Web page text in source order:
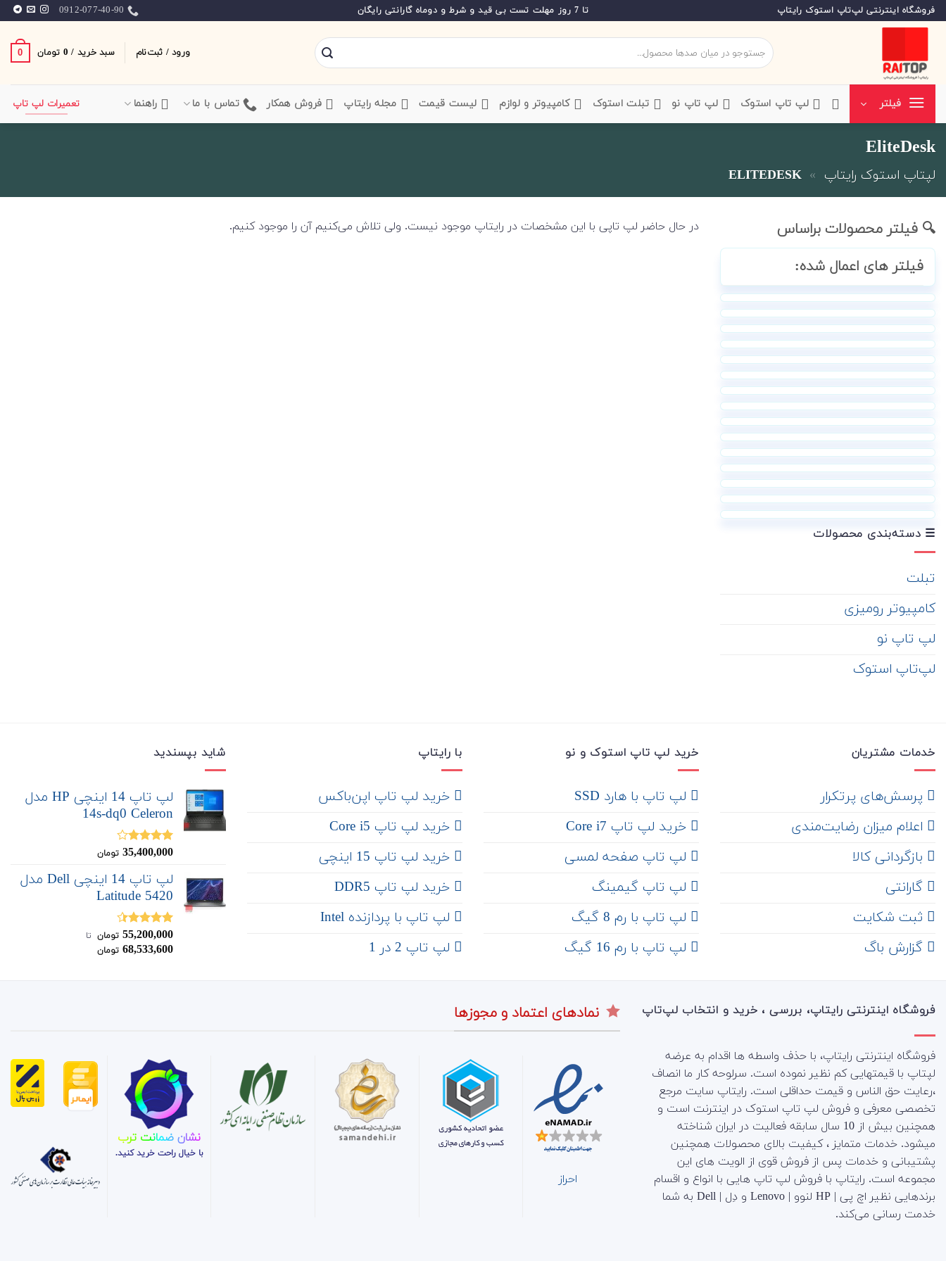
Skip
to
فروشگاه اینترنتی لپ‌تاپ استوک رایتاپ تا 7 روز مهلت تست بی قید و شرط و دوماه گارانتی رایگان 0912-077-40-90
جستجو
برای:
ورود / ثبت‌نام سبد خرید / 0 تومان 0
فیلتر ‌لپ تاپ استوک ‌لپ تاپ نو ‌ تبلت استوک ‌ کامپیوتر و لوازم ‌ لیست قیمت ‌ مجله رایتاپ فروش همکار تماس با ما راهنما تعمیرات لپ تاپ
EliteDesk
لپتاپ استوک رایتاپ »
ELITEDESK
🔍 فیلتر محصولات براساس
فیلتر های اعمال شده:
☰ دسته‌بندی محصولات
تبلت
کامپیوتر رومیزی
لپ تاپ نو
لپ‌تاپ استوک
در حال حاضر لپ تاپی با این مشخصات در رایتاپ موجود نیست. ولی تلاش می‌کنیم آن را موجود کنیم.
خدمات مشتریان
‌ پرسش‌های پرتکرار
اعلام میزان رضایت‌مندی
‌ بازگردانی کالا
گارانتی
ثبت شکایت
‌ گزارش باگ
خرید لپ تاپ استوک و نو
لپ تاپ با هارد SSD
خرید لپ تاپ Core i7
لپ تاپ صفحه لمسی
لپ تاپ گیمینگ
لپ تاپ با رم 8 گیگ
لپ تاپ با رم 16 گیگ
با رایتاپ
‌ خرید لپ تاپ اپن‌باکس
خرید لپ تاپ Core i5
‌‌ خرید لپ تاپ 15 اینچی
خرید لپ تاپ DDR5
لپ تاپ با پردازنده Intel
لپ تاپ 2 در 1
شاید بپسندید
لپ تاپ 14 اینچی HP مدل
14s-dq0 Celeron
نمره
35,400,000 تومان
لپ تاپ 14 اینچی Dell مدل
Latitude 5420
نمره4.38
از 5
55,200,000 تومان ‌ تا ‌
68,533,600 تومان
فروشگاه اینترنتی رایتاپ، بررسی ، خرید و انتخاب لپ‌تاپ
فروشگاه اینترنتی رایتاپ، با حذف واسطه ها اقدام به عرضه
لپتاپ با قیمتهایی کم نظیر نموده است. سرلوحه کار ما انصاف
،رعایت حق الناس و قیمت حداقلی است. رایتاپ سایت مرجع
تخصصی معرفی و فروش لپ تاپ استوک در اینترنت است و
همچنین بیش از 10 سال سابقه فعالیت در ایران شناخته
میشود. خدمات متمایز ، کیفیت بالای محصولات همچنین
پشتیبانی و خدمات پس از فروش قوی از الویت های این
مجموعه است. رایتاپ با فروش لپ تاپ هایی با انواع و اقسام
برندهایی نظیر اچ پی | HP لنوو | Lenovo و دِل | Dell به شما
خدمت رسانی می‌کند.
نمادهای اعتماد و مجوزها
احراز
نشان ضمانت ترب
با خیال راحت خرید کنید.